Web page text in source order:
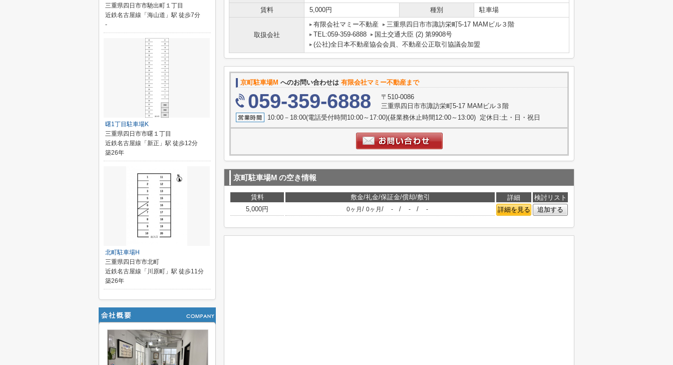
賃料 5,000円 種別 駐車場
取扱会社
有限会社マミー不動産
三重県四日市市諏訪栄町5-17 MAMビル３階
TEL:059-359-6888
国土交通大臣 (2) 第9908号
(公社)全日本不動産協会会員、不動産公正取引協議会加盟
京町駐車場M へのお問い合わせは 有限会社マミー不動産まで
059-359-6888
〒510-0086
三重県四日市市諏訪栄町5-17 MAMビル３階
10:00－18:00(電話受付時間10:00～17:00)(昼業務休止時間12:00～13:00) 定休日:土・日・祝日
京町駐車場M の空き情報
賃料 敷金/礼金/保証金/償却/敷引 詳細
検討リスト
5,000円
0ヶ月 / 0ヶ月 / - / - / - 詳細を見る 追加する
三重県四日市市馳出町１丁目
近鉄名古屋線「海山道」駅 徒歩7分
-
曙1丁目駐車場K
三重県四日市市曙１丁目
近鉄名古屋線「新正」駅 徒歩12分
築26年
北町駐車場H
三重県四日市市北町
近鉄名古屋線「川原町」駅 徒歩11分
築26年